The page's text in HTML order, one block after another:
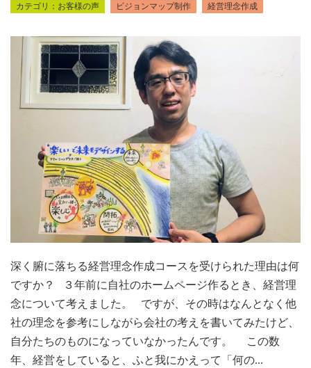
お客様の声 ビジョンマップ制作 経営理念作成
深く腑に落ちる経営理念作成コースを受けられた理由は何
ですか？ ３年前に自社のホームページ作るとき、経営理
念について考えました。 ですが、その時はなんとなく他
社の理念を参考にしながら会社の考えを書いてみたけど、
自分たちのものになっていなかったんです。 この数
年、経営をしていると、ふと我にかえって「何の...